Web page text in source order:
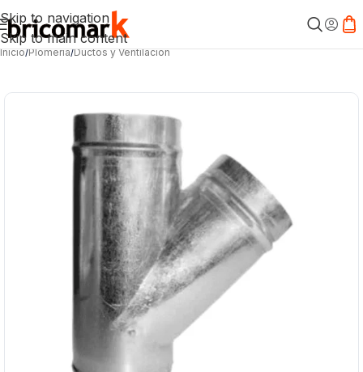
Skip to navigation
Skip to main content
Inicio/Plomería/Ductos y Ventilación